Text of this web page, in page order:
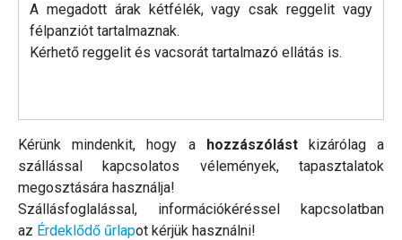
A megadott árak kétfélék, vagy csak reggelit vagy
félpanziót tartalmaznak.
Kérhető reggelit és vacsorát tartalmazó ellátás is.
Kérünk mindenkit, hogy a hozzászólástkizárólag a
szállással kapcsolatos vélemények, tapasztalatok
megosztására használja!
Szállásfoglalással, információkéréssel kapcsolatban
az Érdeklődő űrlapot kérjük használni!